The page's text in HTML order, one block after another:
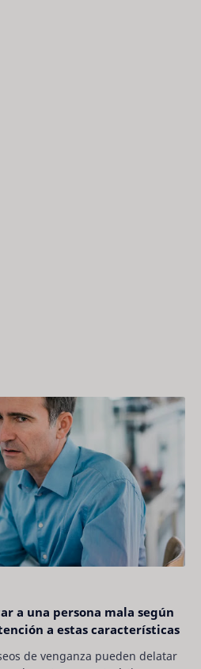
a una persona mala según
a estas características
de venganza pueden delatar